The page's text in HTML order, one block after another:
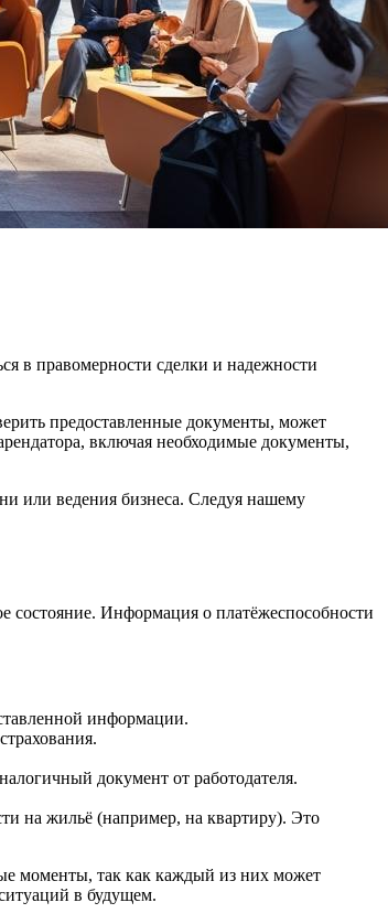
в правомерности сделки и надежности
предоставленные документы, может
включая необходимые документы,
или ведения бизнеса. Следуя нашему
Информация о платёжеспособности
информации.
документ от работодателя.
на жильё (например, на квартиру). Это
моменты, так как каждый из них может
в будущем.